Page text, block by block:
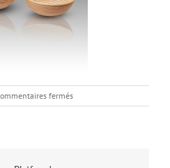
ferméssur
Dumee_pagnettes